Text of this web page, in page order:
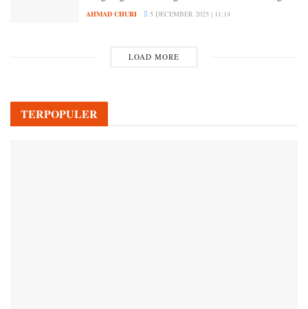
AHMAD CHURI 5 DECEMBER 2025 | 11:14
LOAD MORE
TERPOPULER